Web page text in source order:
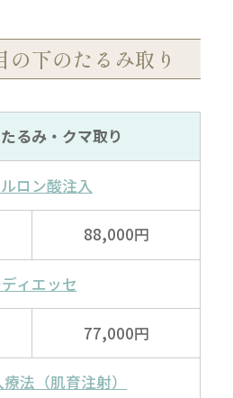
の下のたるみ取り
たるみ・クマ取り
ロン酸注入
88,000円
ディエッセ
77,000円
療法 （肌育注射）